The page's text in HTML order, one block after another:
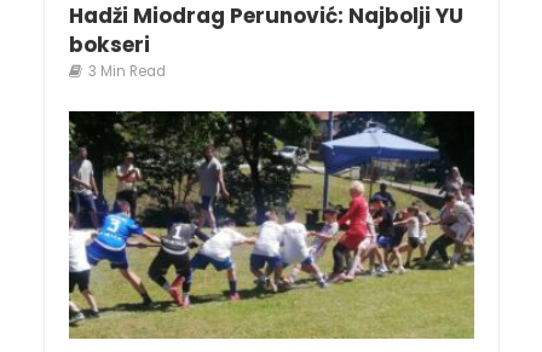
Hadži Miodrag Perunović: Najbolji YU
bokseri
3 Min Read